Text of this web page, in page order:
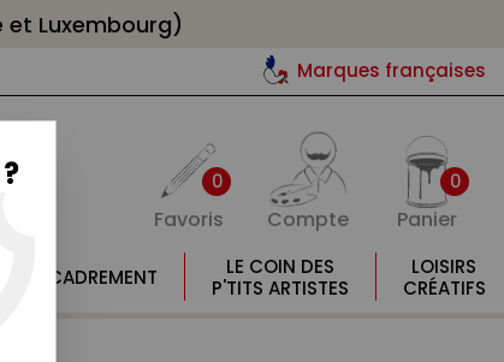
et Luxembourg)
Marques françaises
0
Favoris Compte
0
Panier
ENCADREMENT
LE COIN DES
P'TITS ARTISTES
LOISIRS
CRÉATIFS